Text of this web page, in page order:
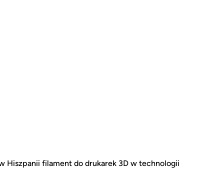
Hiszpanii filament do drukarek 3D w technologii